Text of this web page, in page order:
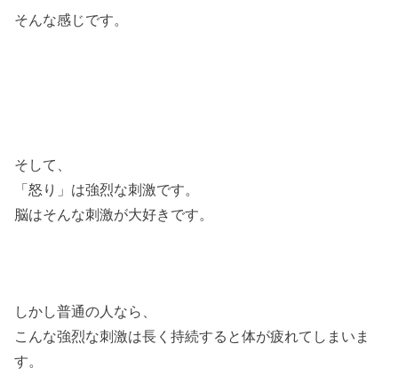
そんな感じです。
そして、
「怒り」は強烈な刺激です。
脳はそんな刺激が大好きです。
しかし普通の人なら、
こんな強烈な刺激は長く持続すると体が疲れてしまいま
す。